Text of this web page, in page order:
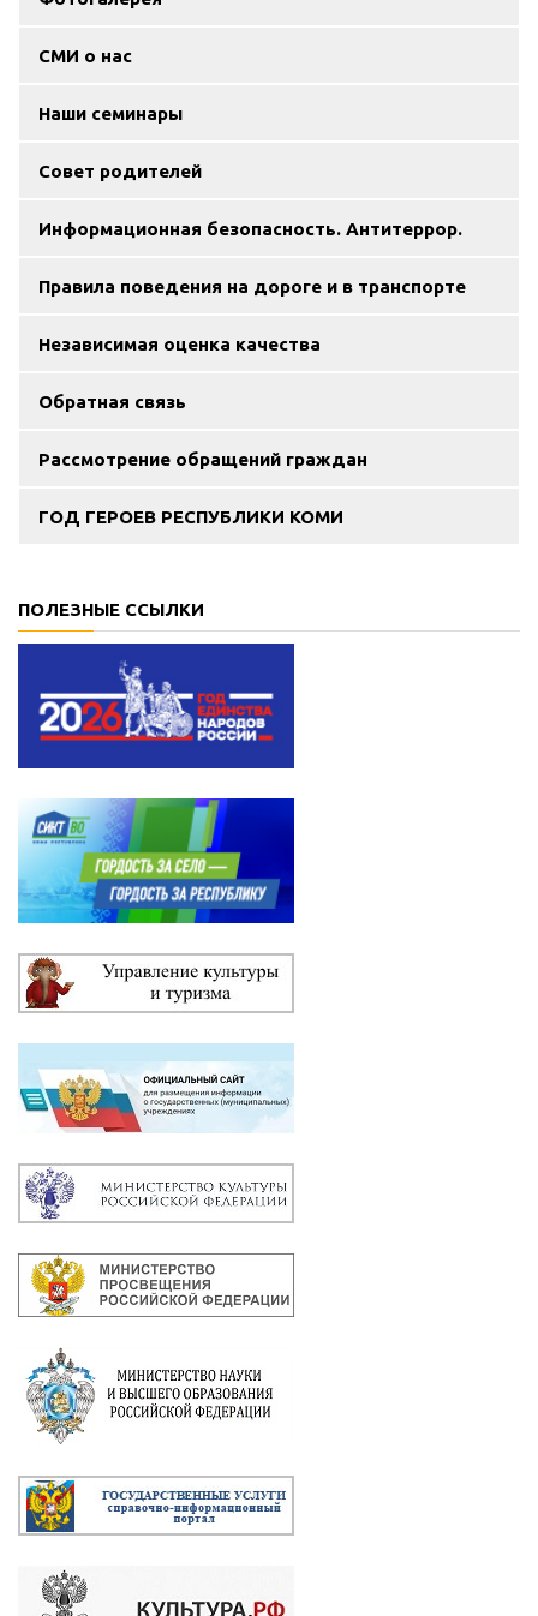
СМИ о нас
Наши семинары
Совет родителей
Информационная безопасность. Антитеррор.
Правила поведения на дороге и в транспорте
Независимая оценка качества
Обратная связь
Рассмотрение обращений граждан
ГОД ГЕРОЕВ РЕСПУБЛИКИ КОМИ
ПОЛЕЗНЫЕ ССЫЛКИ